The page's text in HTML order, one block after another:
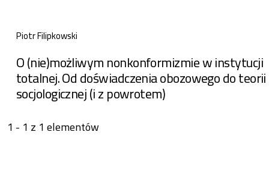
Piotr Filipkowski
O (nie)możliwym nonkonformizmie w instytucji
totalnej. Od doświadczenia obozowego do teorii
socjologicznej (i z powrotem)
1 - 1 z 1 elementów